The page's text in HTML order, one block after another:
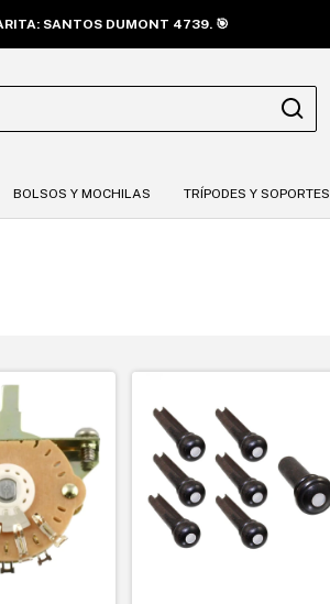
SANTOS DUMONT 4739. 🎯
BOLSOS Y MOCHILAS TRÍPODES Y SOPORTES